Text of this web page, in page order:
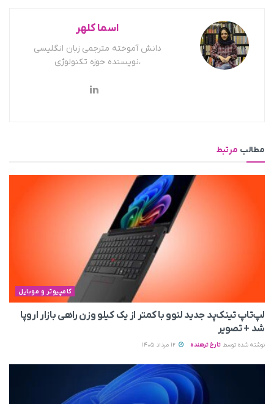
اسما کلهر
دانش آموخته مترجمی زبان انگلیسی
،نویسنده حوزه تکنولوژی
مطالب مرتبط
کامپیوتر و موبایل
لپ‌تاپ تینک‌پد جدید لنوو با کمتر از یک کیلو وزن راهی بازار اروپا
شد + تصویر
نوشته شده توسط تارخ ترهنده